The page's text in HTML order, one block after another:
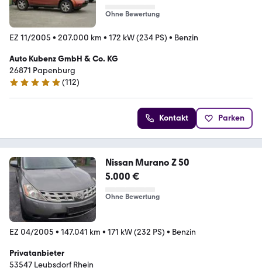
Ohne Bewertung
EZ 11/2005 • 207.000 km • 172 kW (234 PS) • Benzin
Auto Kubenz GmbH & Co. KG
26871 Papenburg
4.9 Sterne
(112)
Kontakt Parken
Nissan Murano Z 50
5.000 €
Ohne Bewertung
EZ 04/2005 • 147.041 km • 171 kW (232 PS) • Benzin
Privatanbieter
53547 Leubsdorf Rhein